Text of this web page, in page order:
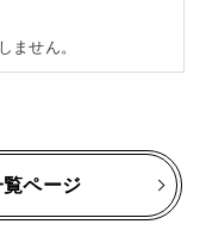
ません。
ページ